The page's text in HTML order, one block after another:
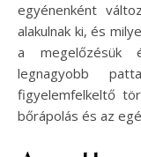
egyénenként
alakulnak ki, és
a megelőzésük
legnagyobb
figyelemfelkeltő
bőrápolás és az